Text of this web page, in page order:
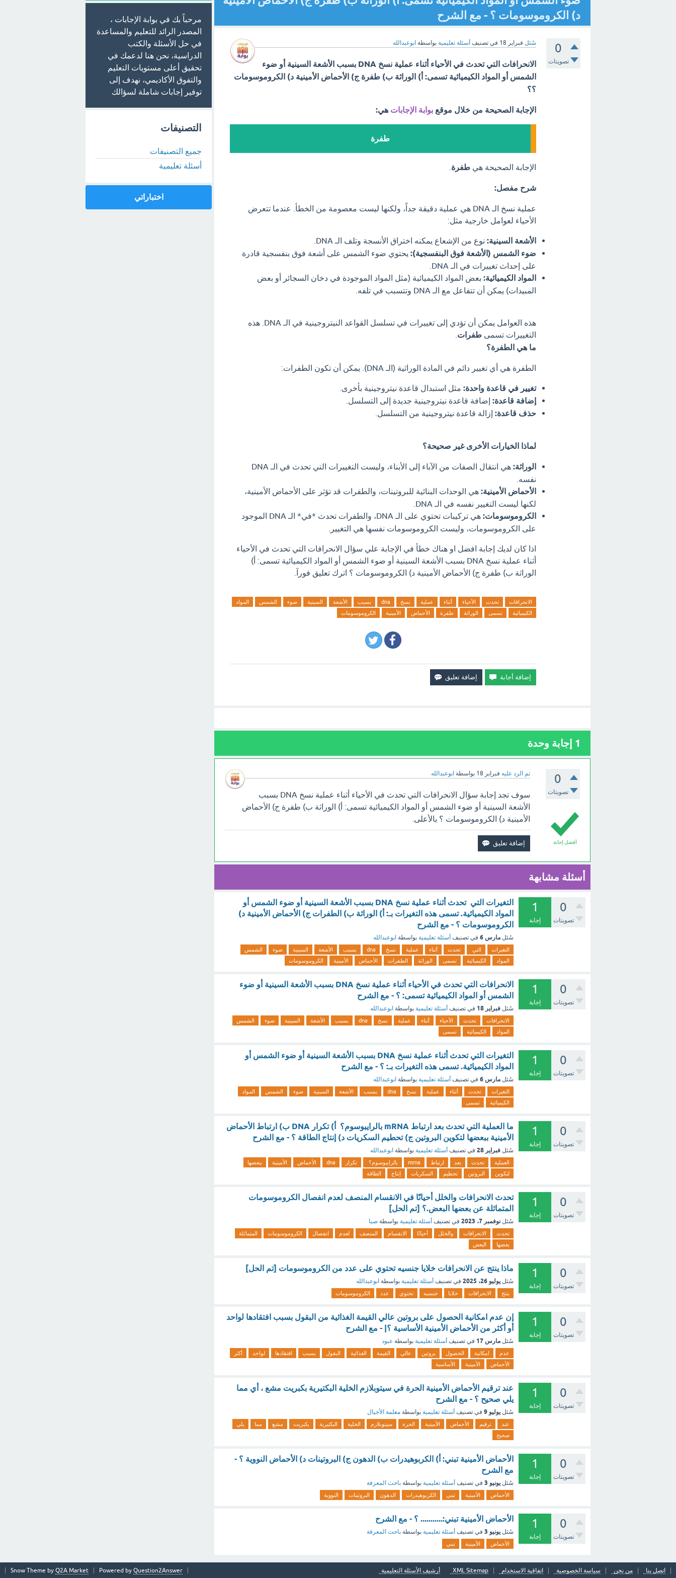
د) الكروموسومات ؟ - مع الشرح
0
تصويتات
سُئل فبراير 18 في تصنيف أسئلة تعليمية بواسطة ابوعبدالله
الانحرافات التي تحدث في الأحياء أثناء عملية نسخ DNA بسبب الأشعة السينية أو ضوء
الشمس أو المواد الكيميائية تسمى: أ) الوراثة ب) طفرة ج) الأحماض الأمينية د) الكروموسومات
؟؟
الإجابة الصحيحة من خلال موقع بوابة الإجابات هي:
طفرة
الإجابة الصحيحة هي طفرة
شرح مفصل:
عملية نسخ الـ DNA هي عملية دقيقة جداً، ولكنها ليست معصومة من الخطأ. عندما تتعرض
الأحياء لعوامل خارجية مثل:
الأشعة السينية: نوع من الإشعاع يمكنه اختراق الأنسجة وتلف الـ DNA.
ضوء الشمس (الأشعة فوق البنفسجية): يحتوي ضوء الشمس على أشعة فوق بنفسجية قادرة
على إحداث تغييرات في الـ DNA.
المواد الكيميائية: بعض المواد الكيميائية (مثل المواد الموجودة في دخان السجائر أو بعض
المبيدات) يمكن أن تتفاعل مع الـ DNA وتتسبب في تلفه.
هذه العوامل يمكن أن تؤدي إلى تغييرات في تسلسل القواعد النيتروجينية في الـ DNA. هذه
التغييرات تسمى طفرات
ما هي الطفرة؟
الطفرة هي أي تغيير دائم في المادة الوراثية (الـ DNA). يمكن أن تكون الطفرات:
تغيير في قاعدة واحدة: مثل استبدال قاعدة نيتروجينية بأخرى.
إضافة قاعدة: إضافة قاعدة نيتروجينية جديدة إلى التسلسل.
حذف قاعدة: إزالة قاعدة نيتروجينية من التسلسل.
لماذا الخيارات الأخرى غير صحيحة؟
الوراثة:
هي انتقال الصفات من الآباء إلى الأبناء، وليست التغييرات التي تحدث في الـ DNA
نفسه.
الأحماض الأمينية: هي الوحدات البنائية للبروتينات، والطفرات قد تؤثر على الأحماض الأمينية،
لكنها ليست التغيير نفسه في الـ DNA.
الكروموسومات:
هي تركيبات تحتوي على الـ DNA، والطفرات تحدث *في* الـ DNA الموجود
على الكروموسومات، وليست الكروموسومات نفسها هي التغيير.
اذا كان لديك إجابة افضل او هناك خطأ في الإجابة علي سؤال الانحرافات التي تحدث في الأحياء
أثناء عملية نسخ DNA بسبب الأشعة السينية أو ضوء الشمس أو المواد الكيميائية تسمى: أ)
الوراثة ب) طفرة ج) الأحماض الأمينية د) الكروموسومات ؟ اترك تعليق فورآ.
الانحرافات تحدث الأحياء أثناء عملية نسخ dna بسبب الأشعة السينية ضوء الشمس
المواد
الكيميائية
تسمى الوراثة طفرة الأحماض الأمينية الكروموسومات
1 إجابة وحدة
0
تصويتات
تم الرد عليه فبراير 18 بواسطة ابوعبدالله
أفضل إجابة
سوف تجد إجابة سؤال الانحرافات التي تحدث في الأحياء أثناء عملية نسخ DNA بسبب
الأشعة السينية أو ضوء الشمس أو المواد الكيميائية تسمى: أ) الوراثة ب) طفرة ج) الأحماض
الأمينية د) الكروموسومات ؟ بالأعلى.
أسئلة مشابهة
0
تصويتات
1
إجابة
التغيرات التي تحدث أثناء عملية نسخ DNA بسبب الأشعة السينية أو ضوء الشمس أو
المواد الكيميائية. تسمى هذه التغيرات بـ: أ) الوراثة ب) الطفرات ج) الأحماض الأمينية د)
الكروموسومات ؟ - مع الشرح
سُئل مارس 6 في تصنيف أسئلة تعليمية بواسطة ابوعبدالله
التغيرات التي تحدث أثناء عملية نسخ dna بسبب الأشعة السينية ضوء
الشمس
المواد
الكيميائية تسمى الوراثة الطفرات الأحماض الأمينية الكروموسومات
0
تصويتات
1
إجابة
الانحرافات التي تحدث في الأحياء أثناء عملية نسخ DNA بسبب الأشعة السينية أو ضوء
الشمس أو المواد الكيميائية تسمى: ؟ - مع الشرح
سُئل فبراير 18 في تصنيف أسئلة تعليمية بواسطة ابوعبدالله
الانحرافات تحدث الأحياء أثناء عملية نسخ dna بسبب الأشعة السينية ضوء
الشمس
المواد
الكيميائية تسمى
0
تصويتات
1
إجابة
التغيرات التي تحدث أثناء عملية نسخ DNA بسبب الأشعة السينية أو ضوء الشمس أو
المواد الكيميائية. تسمى هذه التغيرات بـ: ؟ - مع الشرح
سُئل مارس 6 في تصنيف أسئلة تعليمية بواسطة ابوعبدالله
التغيرات تحدث أثناء عملية نسخ dna بسبب الأشعة السينية ضوء الشمس
المواد
الكيميائية
تسمى
0
تصويتات
1
إجابة
ما العملية التي تحدث بعد ارتباط mRNA بالرايبوسوم؟ أ) تكرار DNA ب) ارتباط الأحماض
الأمينية ببعضها لتكوين البروتين ج) تحطيم السكريات د) إنتاج الطاقة ؟ - مع الشرح
سُئل فبراير 28 في تصنيف أسئلة تعليمية بواسطة ابوعبدالله
العملية تحدث بعد ارتباط mrna بالرايبوسوم؟ تكرار dna الأحماض الأمينية
ببعضها
لتكوين
البروتين تحطيم السكريات إنتاج الطاقة
0
تصويتات
1
إجابة
تحدث الانحرافات والخلل أحيانًا في الانقسام المنصف لعدم انفصال الكروموسومات
المتماثلة عن بعضها البعض.؟ [تم الحل]
سُئل نوفمبر 7، 2023 في تصنيف أسئلة تعليمية بواسطة صبا
تحدث الانحرافات والخلل أحيانًا الانقسام المنصف لعدم انفصال الكروموسومات
المتماثلة
بعضها
البعض
0
تصويتات
1
إجابة
ماذا ينتج عن الانحرافات خلايا جنسيه تحتوي على عدد من الكروموسومات [تم الحل]
سُئل يوليو 26، 2025 في تصنيف أسئلة تعليمية بواسطة ابوعبدالله
ينتج الانحرافات خلايا جنسيه تحتوي عدد الكروموسومات
0
تصويتات
1
إجابة
إن عدم امكانية الحصول على بروتين عالي القيمة الغذائية من البقول بسبب افتقادها لواحد
أو أكثر من الأحماض الأمينية الأساسية ؟| - مع الشرح
سُئل مارس 17 في تصنيف أسئلة تعليمية بواسطة عبود
عدم امكانية الحصول بروتين عالي القيمة الغذائية البقول بسبب افتقادها لواحد
أكثر
الأحماض
الأمينية الأساسية
0
تصويتات
1
إجابة
عند ترقيم الأحماض الأمينية الحرة في سيتوبلازم الخلية البكتيرية بكبريت مشع ، أي مما
يلي صحيح ؟ - مع الشرح
سُئل يوليو 9 في تصنيف أسئلة تعليمية بواسطة معلمة الأجيال
عند ترقيم الأحماض الأمينية الحرة سيتوبلازم الخلية البكتيرية بكبريت مشع مما
يلي
صحيح
0
تصويتات
1
إجابة
الأحماض الأمينية تبني: أ) الكربوهيدرات ب) الدهون ج) البروتينات د) الأحماض النووية ؟ -
مع الشرح
سُئل يونيو 3 في تصنيف أسئلة تعليمية بواسطة باحث المعرفة
الأحماض الأمينية تبني الكربوهيدرات الدهون البروتينات النووية
0
تصويتات
1
إجابة
الأحماض الأمينية تبني:........... ؟ - مع الشرح
سُئل يونيو 3 في تصنيف أسئلة تعليمية بواسطة باحث المعرفة
الأحماض الأمينية تبني
مرحباً بك في بوابة الإجابات ،
المصدر الرائد للتعليم والمساعدة
في حل الأسئلة والكتب
الدراسية، نحن هنا لدعمك في
تحقيق أعلى مستويات التعليم
والتفوق الأكاديمي، نهدف إلى
توفير إجابات شاملة لسؤالك
التصنيفات
جميع التصنيفات
أسئلة تعليمية
اختباراتي
اتصل بنا من نحن سياسة الخصوصية اتفاقية الاستخدام XML Sitemap أرشيف الأسئلة التعليمية Snow Theme by Q2A Market Powered by Question2Answer